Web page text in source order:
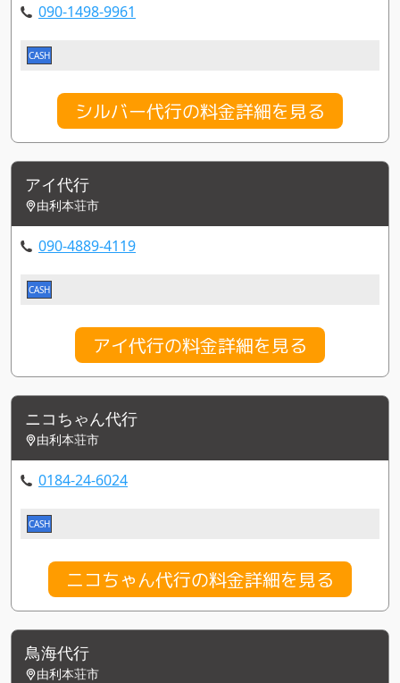
090-1498-9961
CASH
シルバー代行の料金詳細を見る
アイ代行
由利本荘市
090-4889-4119
CASH
アイ代行の料金詳細を見る
ニコちゃん代行
由利本荘市
0184-24-6024
CASH
ニコちゃん代行の料金詳細を見る
鳥海代行
由利本荘市